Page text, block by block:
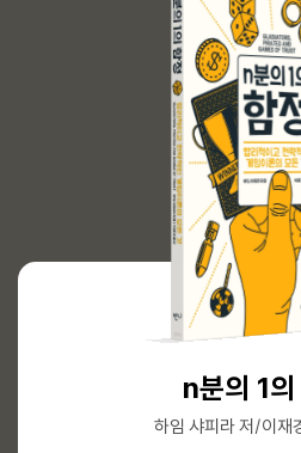
작은 자
야니스 바루파키스 저/정재
n분의 1의
하임 샤피라 저/이재
헬렌을 위한
힐레어 벨록 저/이희
공감의
프란스 드 발 저/최재천,안
신성한 경제
찰스 아이젠스타인 저/정
결핍의
센딜 멀레이너선,엘다 샤퍼 공저/이경
작은 자
야니스 바루파키스 저/정재
n분의 1의
하임 샤피라 저/이재